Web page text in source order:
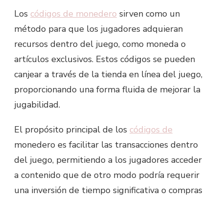
Los códigos de monedero sirven como un
método para que los jugadores adquieran
recursos dentro del juego, como moneda o
artículos exclusivos. Estos códigos se pueden
canjear a través de la tienda en línea del juego,
proporcionando una forma fluida de mejorar la
jugabilidad.
El propósito principal de los códigos de
monedero es facilitar las transacciones dentro
del juego, permitiendo a los jugadores acceder
a contenido que de otro modo podría requerir
una inversión de tiempo significativa o compras